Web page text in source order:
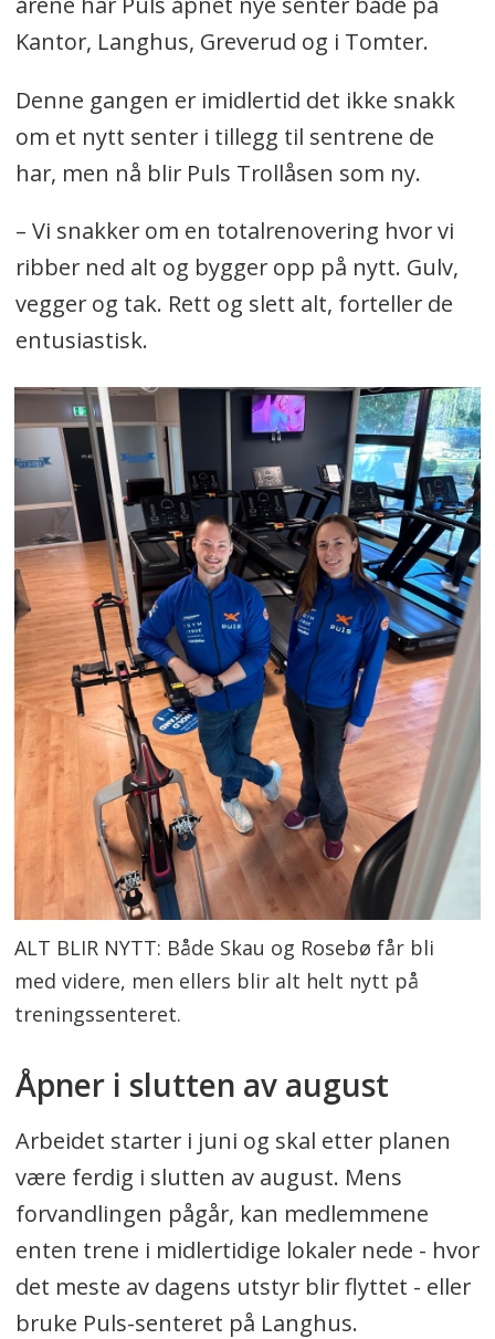
Kantor, Langhus, Greverud og i Tomter.
Denne gangen er imidlertid det ikke snakk
om et nytt senter i tillegg til sentrene de
har, men nå blir Puls Trollåsen som ny.
– Vi snakker om en totalrenovering hvor vi
ribber ned alt og bygger opp på nytt. Gulv,
vegger og tak. Rett og slett alt, forteller de
entusiastisk.
ALT BLIR NYTT: Både Skau og Rosebø får bli
med videre, men ellers blir alt helt nytt på
treningssenteret.
Åpner i slutten av august
Arbeidet starter i juni og skal etter planen
være ferdig i slutten av august. Mens
forvandlingen pågår, kan medlemmene
enten trene i midlertidige lokaler nede - hvor
det meste av dagens utstyr blir flyttet - eller
bruke Puls-senteret på Langhus.